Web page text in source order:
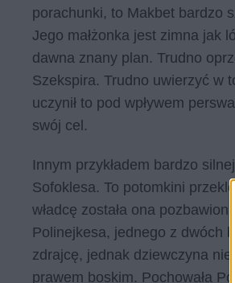
porachunki, to Makbet bardzo
Jego małżonka jest zimna jak
dawna znany plan. Trudno
Szekspira. Trudno uwierzyć w
uczynił to pod wpływem
swój cel.
Innym przykładem bardzo
Sofoklesa. To potomkini
władcę została ona
Polinejkesa, jednego z dwóch
zdrajcę, jednak dziewczyna
prawem boskim. Pochowała